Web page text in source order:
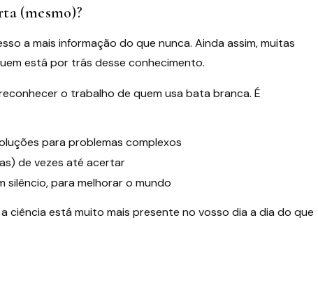
(mesmo)?
a mais informação do que nunca. Ainda assim, muitas
está por trás desse conhecimento.
o trabalho de quem usa bata branca. É
para problemas complexos
de vezes até acertar
silêncio, para melhorar o mundo
ciência está muito mais presente no vosso dia a dia do que